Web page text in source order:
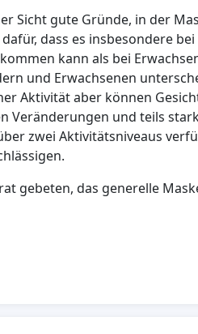
Sicht gute Gründe, in der
dass es insbesondere
kann als bei
und Erwachsenen
Aktivität aber können
Veränderungen und teils
zwei Aktivitätsniveaus
gebeten, das generelle